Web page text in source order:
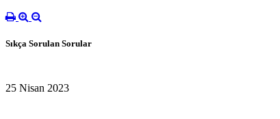
Sıkça Sorulan Sorular
25 Nisan 2023